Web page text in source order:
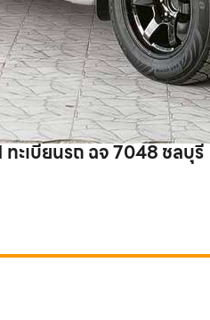
ทะเบียนรถ ฉจ 7048 ชลบุรี